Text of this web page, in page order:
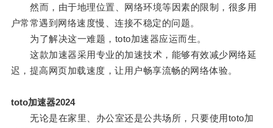
然而，由于地理位置、网络环境等因素的限制，很多用
户常常遇到网络速度慢、连接不稳定的问题。
为了解决这一难题，toto加速器应运而生。
这款加速器采用专业的加速技术，能够有效减少网络延
迟，提高网页加载速度，让用户畅享流畅的网络体验。
toto加速器2024
无论是在家里、办公室还是公共场所，只要使用toto加